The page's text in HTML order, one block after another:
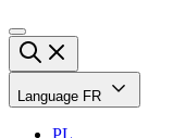
Language FR
PL